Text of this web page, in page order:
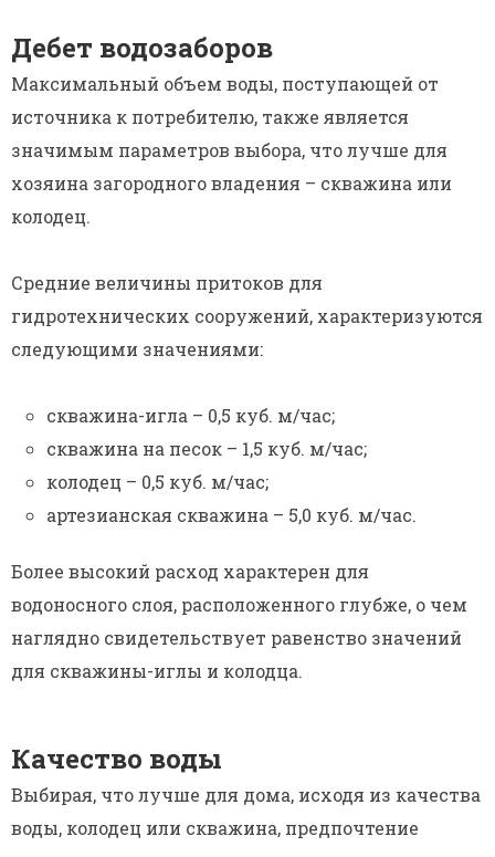
Дебет водозаборов
Максимальный объем воды, поступающей от
источника к потребителю, также является
значимым параметров выбора, что лучше для
хозяина загородного владения – скважина или
колодец.
Средние величины притоков для
гидротехнических сооружений, характеризуются
следующими значениями:
скважина-игла – 0,5 куб. м/час;
скважина на песок – 1,5 куб. м/час;
колодец – 0,5 куб. м/час;
артезианская скважина – 5,0 куб. м/час.
Более высокий расход характерен для
водоносного слоя, расположенного глубже, о чем
наглядно свидетельствует равенство значений
для скважины-иглы и колодца.
Качество воды
Выбирая, что лучше для дома, исходя из качества
воды, колодец или скважина, предпочтение